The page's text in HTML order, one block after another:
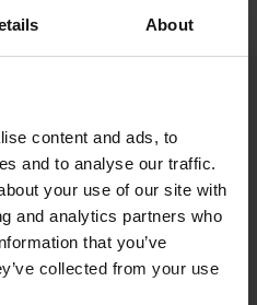
About
content and ads, to
and to analyse our traffic.
your use of our site with
and analytics partners who
that you’ve
collected from your use